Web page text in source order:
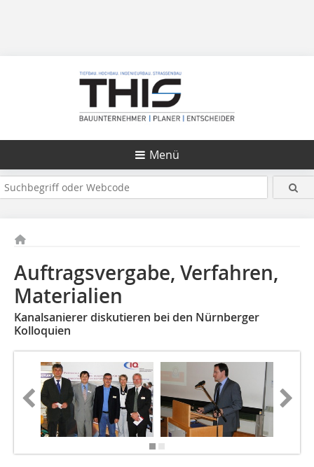
Menü
Auftragsvergabe, Verfahren,
Materialien
Kanalsanierer diskutieren bei den Nürnberger
Kolloquien